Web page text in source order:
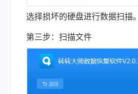
选择损坏的硬盘进行数据扫描。
第三步：扫描文件